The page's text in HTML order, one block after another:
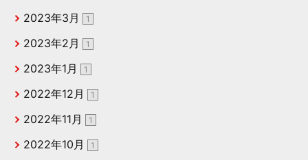
2023年3月 1
2023年2月 1
2023年1月 1
2022年12月 1
2022年11月 1
2022年10月 1